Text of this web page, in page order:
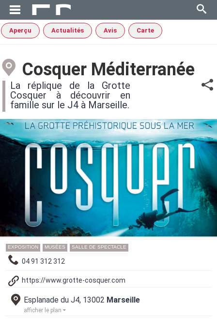
Aperçu Actualités Avis Carte
Cosquer Méditerranée
La réplique de la Grotte
Cosquer à découvrir en
famille sur le J4 à Marseille.
EXPOSITION MUSÉES SALLE DE SPECTACLE
04 91 312 312
https://www.grotte-cosquer.com
Esplanade du J4, 13002 Marseille
afficher le plan